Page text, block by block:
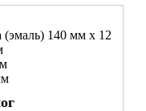
140 мм х 12